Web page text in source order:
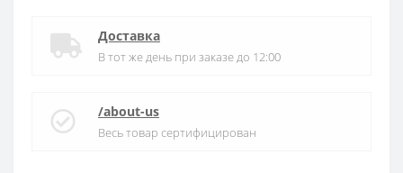
Доставка
В тот же день при заказе до 12:00
/about-us
Весь товар сертифицирован